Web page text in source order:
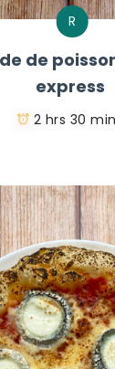
R
de
express
2 hrs 30